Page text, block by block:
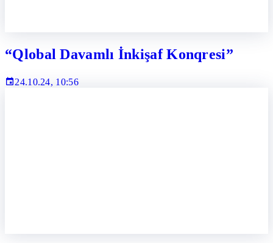
“Qlobal Davamlı İnkişaf Konqresi”
24.10.24, 10:56